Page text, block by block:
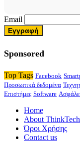
Email
Sponsored
Top Tags Facebook
Προσωπικά δεδομένα
Επιστήμες Software
Home
About ThinkTech
Όροι Χρήσης
Contact us